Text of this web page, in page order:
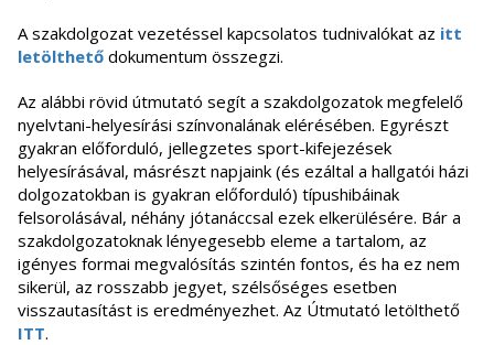
A szakdolgozat vezetéssel kapcsolatos tudnivalókat az itt
letölthető dokumentum összegzi.
Az alábbi rövid útmutató segít a szakdolgozatok megfelelő
nyelvtani-helyesírási színvonalának elérésében. Egyrészt
gyakran előforduló, jellegzetes sport-kifejezések
helyesírásával, másrészt napjaink (és ezáltal a hallgatói házi
dolgozatokban is gyakran előforduló) típushibáinak
felsorolásával, néhány jótanáccsal ezek elkerülésére. Bár a
szakdolgozatoknak lényegesebb eleme a tartalom, az
igényes formai megvalósítás szintén fontos, és ha ez nem
sikerül, az rosszabb jegyet, szélsőséges esetben
visszautasítást is eredményezhet. Az Útmutató letölthető
ITT.